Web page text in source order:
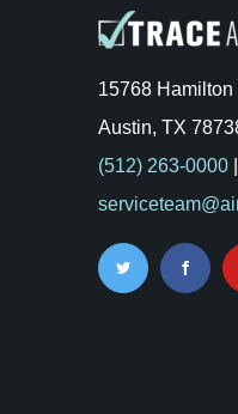
15768 Hamilton
Austin, TX
(512) 263-0000|